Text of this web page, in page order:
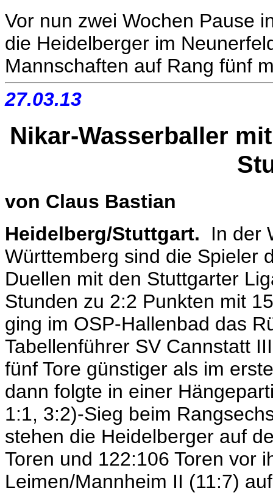
Vor nun zwei Wochen Pause
die Heidelberger im
Mannschaften auf Rang fünf
27.03.13
Nikar-Wasserballer
von Claus Bastian
Heidelberg/Stuttgart. In der
Württemberg sind die Spieler
Duellen mit den Stuttgarter
Stunden zu 2:2 Punkten mit
ging im OSP-Hallenbad das
Tabellenführer SV Cannstatt
fünf Tore günstiger als im
dann folgte in einer
1:1, 3:2)-Sieg beim
stehen die Heidelberger auf
Toren und 122:106 Toren vor
Leimen/Mannheim II (11:7)